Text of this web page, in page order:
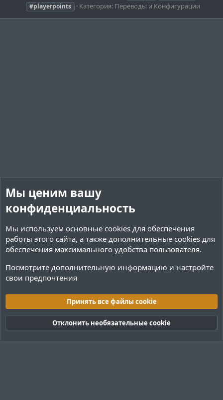
#playerpoints
Категория: Переводы и Конфигурации
Cookies Тёмная (2020)
Русский (RU)
Обратная связь
Условия и правила
Политика конфиденциальности
Помощь
R
Мы ценим вашу
конфиденциальность
Мы используем основные cookies для обеспечения
работы этого сайта, а также дополнительные cookies для
обеспечения максимального удобства пользователя.
Посмотрите дополнительную информацию и настройте
свои предпочтения
Принять все файлы cookie
Отклонить необязательные cookie